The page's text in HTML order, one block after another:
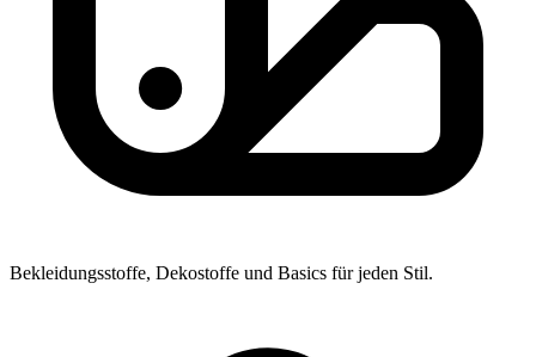
Bekleidungsstoffe, Dekostoffe und Basics für jeden Stil.